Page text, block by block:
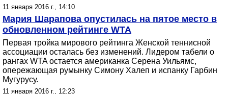
11 января 2016 г., 14:10
Мария Шарапова опустилась на пятое место в
обновленном рейтинге WTA
Первая тройка мирового рейтинга Женской теннисной
ассоциации осталась без изменений. Лидером табели о
рангах WTA остается американка Серена Уильямс,
опережающая румынку Симону Халеп и испанку Гарбин
Мугурусу.
11 января 2016 г., 12:23